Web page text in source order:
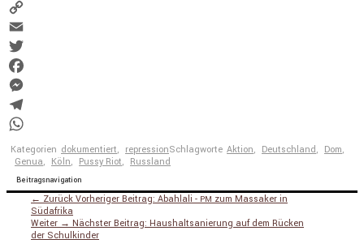
Copy
Link
Email
Twitter
Facebook
Messenger
Telegram
WhatsApp
Kategorien dokumentiert, repressionSchlagworte Aktion, Deutschland, Dom,
Genua, Köln, Pussy Riot, Russland
Beitragsnavigation
← Zurück Vorheriger Beitrag: Abahlali - PM zum Massaker in
Südafrika
Weiter → Nächster Beitrag: Haushaltsanierung auf dem Rücken
der Schulkinder